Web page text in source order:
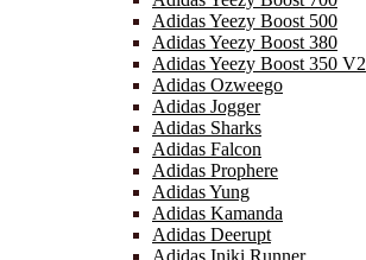
Adidas Yeezy Boost 500
Adidas Yeezy Boost 380
Adidas Yeezy Boost 350 V2
Adidas Ozweego
Adidas Jogger
Adidas Sharks
Adidas Falcon
Adidas Prophere
Adidas Yung
Adidas Kamanda
Adidas Deerupt
Adidas Iniki Runner